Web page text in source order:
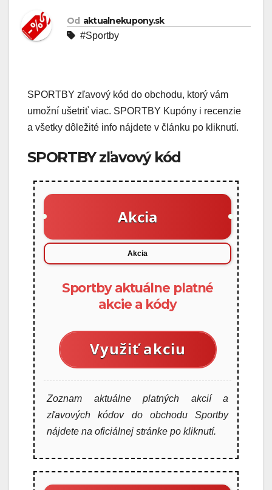
Od aktualnekupony.sk
#Sportby
SPORTBY zľavový kód do obchodu, ktorý vám
umožní ušetriť viac. SPORTBY Kupóny i recenzie
a všetky dôležité info nájdete v článku po kliknutí.
SPORTBY zľavový kód
Akcia
Akcia
Sportby aktuálne platné
akcie a kódy
Využiť akciu
Zoznam aktuálne platných akcií a
zľavových kódov do obchodu Sportby
nájdete na oficiálnej stránke po kliknutí.